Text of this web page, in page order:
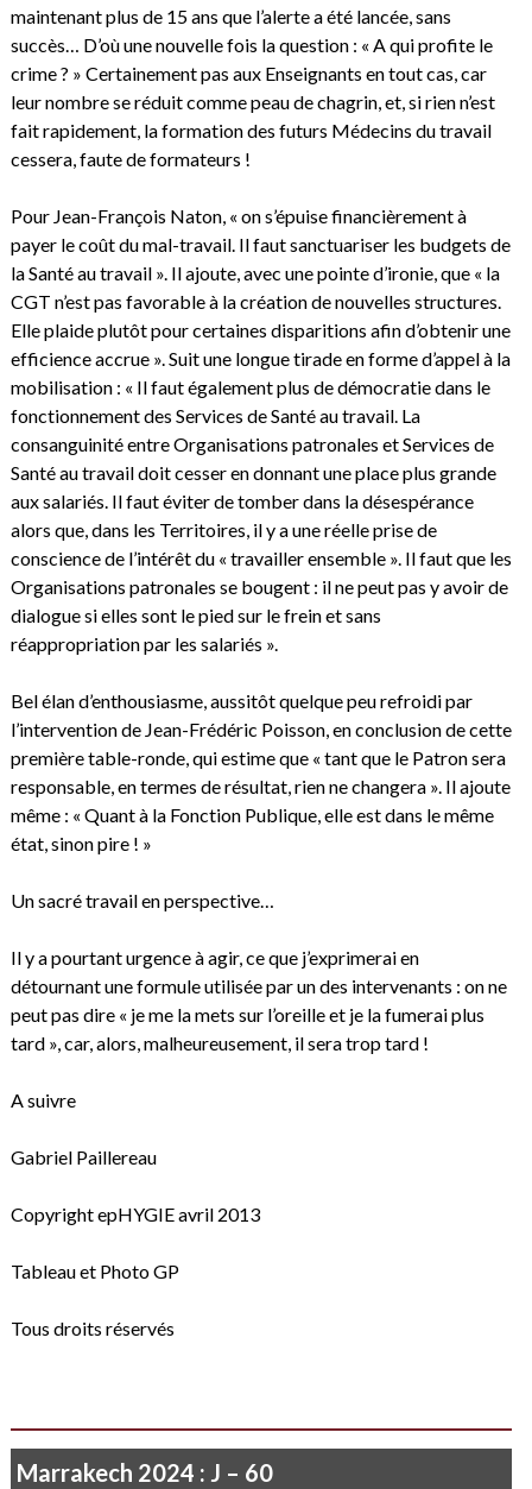
maintenant plus de 15 ans que l’alerte a été lancée, sans
succès… D’où une nouvelle fois la question : « A qui profite le
crime ? » Certainement pas aux Enseignants en tout cas, car
leur nombre se réduit comme peau de chagrin, et, si rien n’est
fait rapidement, la formation des futurs Médecins du travail
cessera, faute de formateurs !
Pour Jean-François Naton, « on s’épuise financièrement à
payer le coût du mal-travail. Il faut sanctuariser les budgets de
la Santé au travail ». Il ajoute, avec une pointe d’ironie, que « la
CGT n’est pas favorable à la création de nouvelles structures.
Elle plaide plutôt pour certaines disparitions afin d’obtenir une
efficience accrue ». Suit une longue tirade en forme d’appel à la
mobilisation : « Il faut également plus de démocratie dans le
fonctionnement des Services de Santé au travail. La
consanguinité entre Organisations patronales et Services de
Santé au travail doit cesser en donnant une place plus grande
aux salariés. Il faut éviter de tomber dans la désespérance
alors que, dans les Territoires, il y a une réelle prise de
conscience de l’intérêt du « travailler ensemble ». Il faut que les
Organisations patronales se bougent : il ne peut pas y avoir de
dialogue si elles sont le pied sur le frein et sans
réappropriation par les salariés ».
Bel élan d’enthousiasme, aussitôt quelque peu refroidi par
l’intervention de Jean-Frédéric Poisson, en conclusion de cette
première table-ronde, qui estime que « tant que le Patron sera
responsable, en termes de résultat, rien ne changera ». Il ajoute
même : « Quant à la Fonction Publique, elle est dans le même
état, sinon pire ! »
Un sacré travail en perspective…
Il y a pourtant urgence à agir, ce que j’exprimerai en
détournant une formule utilisée par un des intervenants : on ne
peut pas dire « je me la mets sur l’oreille et je la fumerai plus
tard », car, alors, malheureusement, il sera trop tard !
A suivre
Gabriel Paillereau
Copyright epHYGIE avril 2013
Tableau et Photo GP
Tous droits réservés
Marrakech 2024 : J – 60
Je ne vois rien que le soleil qui poudroie…